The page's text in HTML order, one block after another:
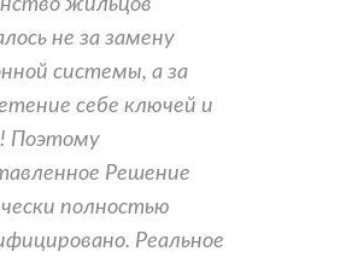
жильцов
не за замену
системы, а за
себе ключей и
Поэтому
Решение
полностью
Реальное